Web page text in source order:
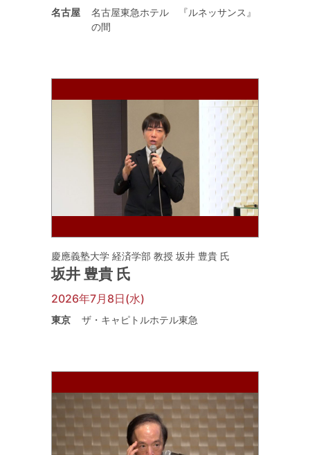
名古屋
名古屋東急ホテル 『ルネッサンス』
の間
慶應義塾大学 経済学部 教授 坂井 豊貴 氏
坂井 豊貴 氏
2026年7月8日(水)
東京 ザ・キャピトルホテル東急